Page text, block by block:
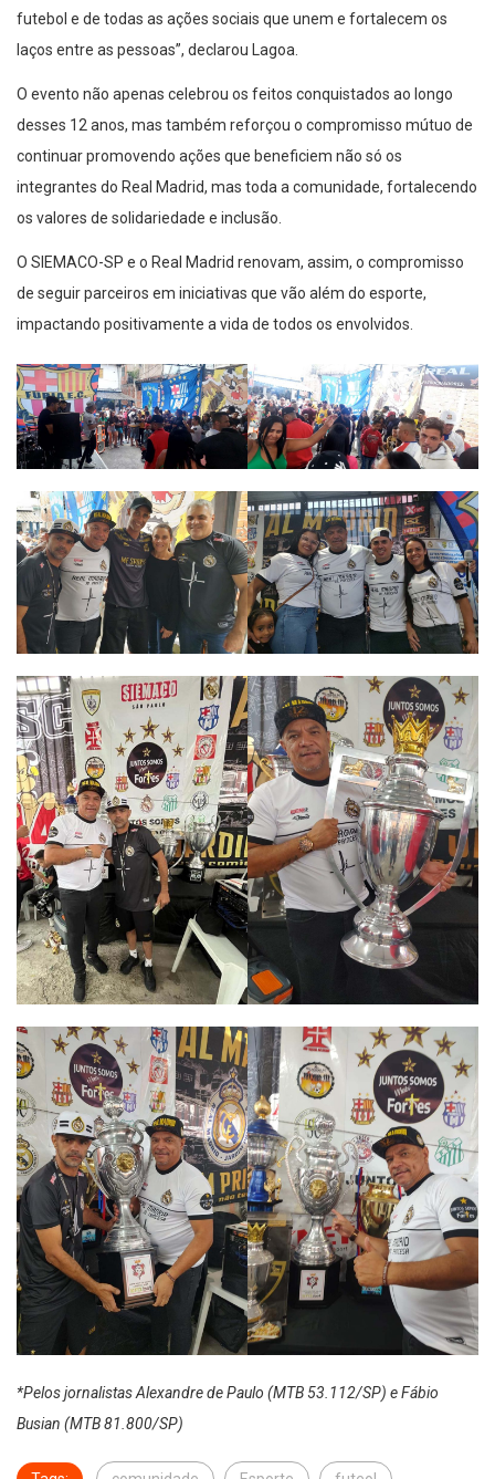
futebol e de todas as ações sociais que unem e fortalecem os
laços entre as pessoas”, declarou Lagoa.
O evento não apenas celebrou os feitos conquistados ao longo
desses 12 anos, mas também reforçou o compromisso mútuo de
continuar promovendo ações que beneficiem não só os
integrantes do Real Madrid, mas toda a comunidade, fortalecendo
os valores de solidariedade e inclusão.
O SIEMACO-SP e o Real Madrid renovam, assim, o compromisso
de seguir parceiros em iniciativas que vão além do esporte,
impactando positivamente a vida de todos os envolvidos.
*Pelos jornalistas Alexandre de Paulo (MTB 53.112/SP) e Fábio
Busian (MTB 81.800/SP)